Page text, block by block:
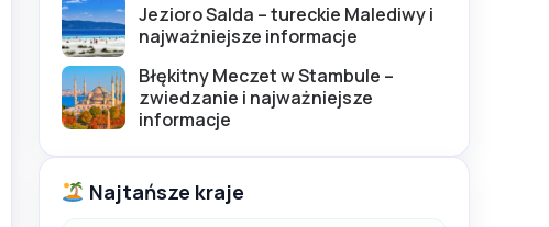
Jezioro Salda – tureckie Malediwy i
najważniejsze informacje
Błękitny Meczet w Stambule –
zwiedzanie i najważniejsze
informacje
Najtańsze kraje